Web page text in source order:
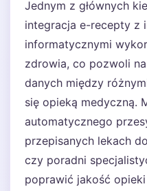
Jednym z głównych
integracja e-recepty z
informatycznymi
zdrowia, co pozwoli
danych między
się opieką medyczną.
automatycznego
przepisanych lekach
czy poradni
poprawić jakość